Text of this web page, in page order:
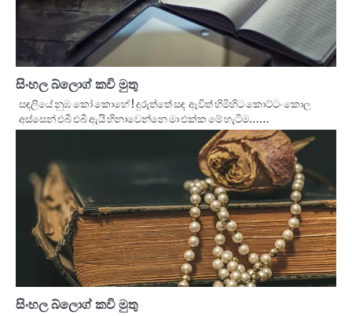
සිංහල බ්ලොග් කවි මුතු
සඳලියේ නුඹ කෝ කොහේ ! දුරුත්තේ සඳ ඇවිත් හිමිහිට කොට්ටං කොල
අස්සෙන් එබී එබී ඇයි හිනාවෙන්නෙ මා එක්ක මේ හැටිම……
සිංහල බ්ලොග් කවි මුතු